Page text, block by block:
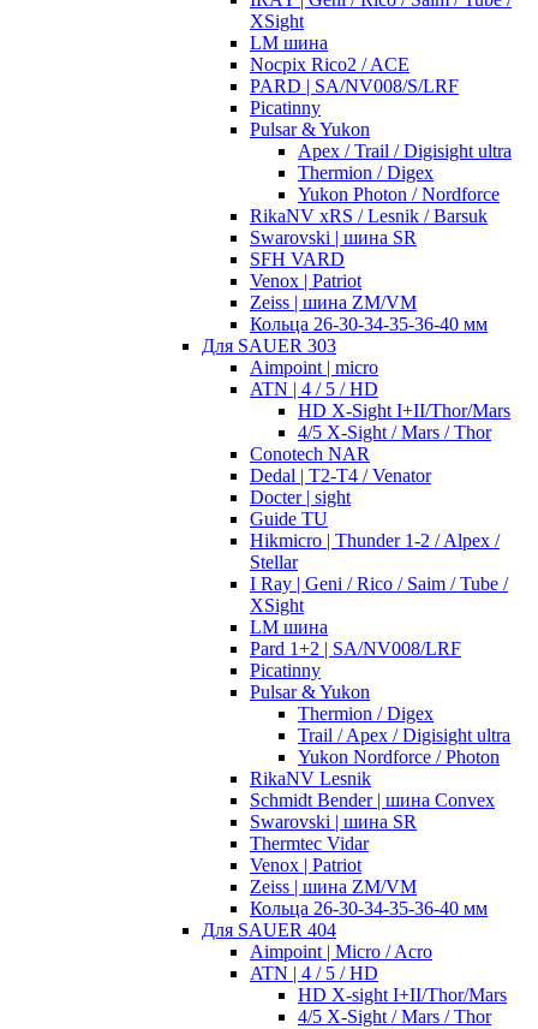
XSight
LM шина
Nocpix Rico2 / ACE
PARD | SA/NV008/S/LRF
Picatinny
Pulsar & Yukon
Apex / Trail / Digisight ultra
Thermion / Digex
Yukon Photon / Nordforce
RikaNV xRS / Lesnik / Barsuk
Swarovski | шина SR
SFH VARD
Venox | Patriot
Zeiss | шина ZM/VM
Кольца 26-30-34-35-36-40 мм
Для SAUER 303
Aimpoint | micro
ATN | 4 / 5 / HD
HD X-Sight I+II/Thor/Mars
4/5 X-Sight / Mars / Thor
Conotech NAR
Dedal | T2-T4 / Venator
Docter | sight
Guide TU
Hikmicro | Thunder 1-2 / Alpex /
Stellar
I Ray | Geni / Rico / Saim / Tube /
XSight
LM шина
Pard 1+2 | SA/NV008/LRF
Picatinny
Pulsar & Yukon
Thermion / Digex
Trail / Apex / Digisight ultra
Yukon Nordforce / Photon
RikaNV Lesnik
Schmidt Bender | шина Convex
Swarovski | шина SR
Thermtec Vidar
Venox | Patriot
Zeiss | шина ZM/VM
Кольца 26-30-34-35-36-40 мм
Для SAUER 404
Aimpoint | Micro / Acro
ATN | 4 / 5 / HD
HD X-sight I+II/Thor/Mars
4/5 X-Sight / Mars / Thor